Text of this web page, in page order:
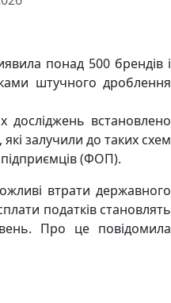
понад 500 брендів і
штучного дроблення
досліджень встановлено
залучили до таких схем
(ФОП).
втрати державного
податків становлять
Про це повідомила